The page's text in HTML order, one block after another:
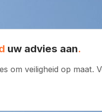
uw advies aan.
om veiligheid op